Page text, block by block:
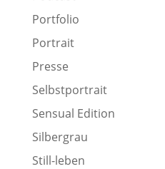
Portfolio
Portrait
Presse
Selbstportrait
Sensual Edition
Silbergrau
Still-leben